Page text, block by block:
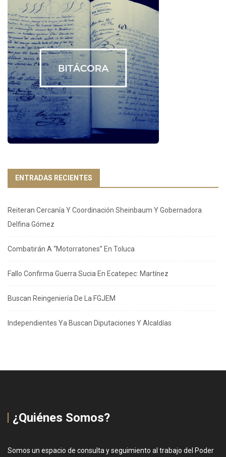
ENTRADAS RECIENTES
Reiteran Cercanía Y Coordinación Sheinbaum Y Gobernadora
Delfina Gómez
Combatirán A “Motorratones” En Toluca
Fallo Confirma Guerra Sucia En Ecatepec: Martínez
Buscan Reingeniería De La FGJEM
Independientes Ya Buscan Diputaciones Y Alcaldías
¿Quiénes Somos?
Somos un espacio de consulta y seguimiento al trabajo del Poder